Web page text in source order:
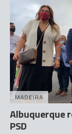
MADEIRA
Albuquerque
PSD